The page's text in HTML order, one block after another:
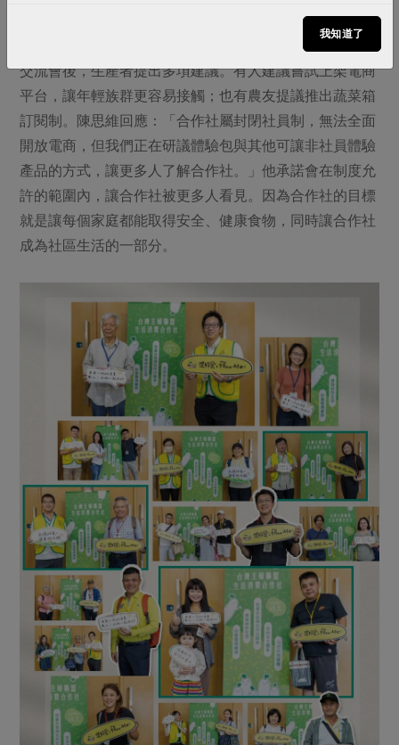
交流會後，生產者提出多項建議。有人建議嘗試上架電商
平台，讓年輕族群更容易接觸；也有農友提議推出蔬菜箱
訂閱制。陳思維回應：「合作社屬封閉社員制，無法全面
開放電商，但我們正在研議體驗包與其他可讓非社員體驗
產品的方式，讓更多人了解合作社。」他承諾會在制度允
許的範圍內，讓合作社被更多人看見。因為合作社的目標
就是讓每個家庭都能取得安全、健康食物，同時讓合作社
成為社區生活的一部分。
我知道了